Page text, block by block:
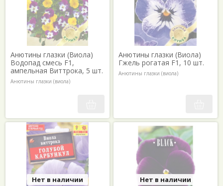
Анютины глазки (Виола)
Водопад смесь F1,
ампельная Виттрока, 5 шт.
Анютины глазки (виола)
Анютины глазки (Виола)
Гжель рогатая F1, 10 шт.
Анютины глазки (виола)
Нет в наличии Нет в наличии